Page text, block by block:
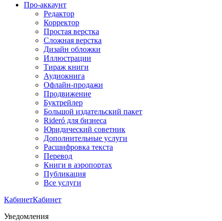
Про-аккаунт
Редактор
Корректор
Простая верстка
Сложная верстка
Дизайн обложки
Иллюстрации
Тираж книги
Аудиокнига
Офлайн-продажи
Продвижение
Буктрейлер
Большой издательский пакет
Rideró для бизнеса
Юридический советник
Дополнительные услуги
Расшифровка текста
Перевод
Книги в аэропортах
Публикация
Все услуги
КабинетКабинет
Уведомления